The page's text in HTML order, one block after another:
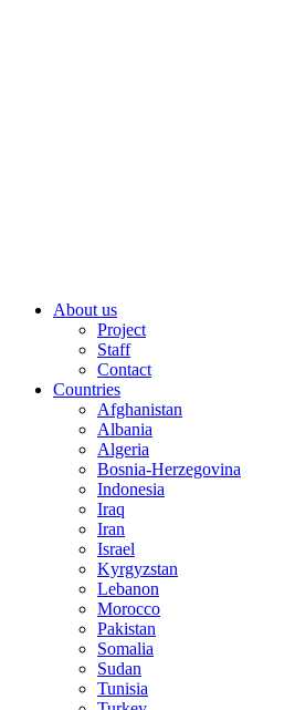
About us
Project
Staff
Contact
Countries
Afghanistan
Albania
Algeria
Bosnia-Herzegovina
Indonesia
Iraq
Iran
Israel
Kyrgyzstan
Lebanon
Morocco
Pakistan
Somalia
Sudan
Tunisia